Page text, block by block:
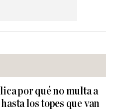
por qué no multa a
los topes que van